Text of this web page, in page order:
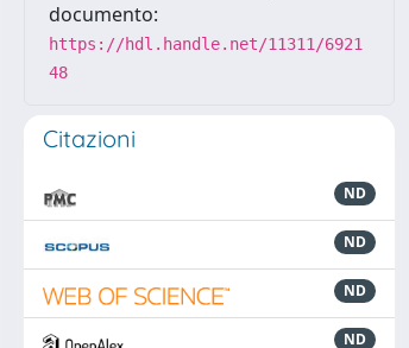
documento:
https://hdl.handle.net/11311/6921
48
Citazioni
ND
ND
ND
ND